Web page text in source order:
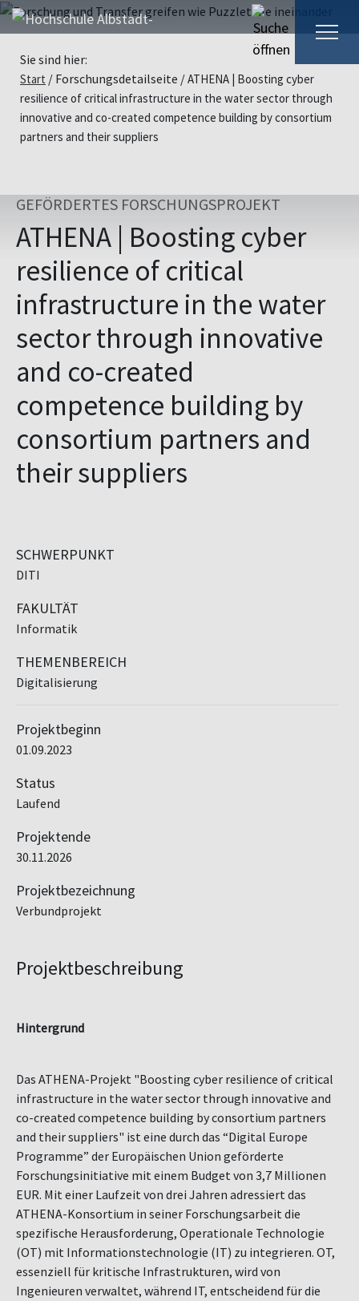
Sie sind hier:
Start Forschungsdetailseite
ATHENA | Boosting cyber
resilience of critical infrastructure in the water sector through
innovative and co-created competence building by consortium
partners and their suppliers
GEFÖRDERTES FORSCHUNGSPROJEKT
ATHENA | Boosting cyber
resilience of critical
infrastructure in the water
sector through innovative
and co-created
competence building by
consortium partners and
their suppliers
SCHWERPUNKT
DITI
FAKULTÄT
Informatik
THEMENBEREICH
Digitalisierung
Projektbeginn
01.09.2023
Status
Laufend
Projektende
30.11.2026
Projektbezeichnung
Verbundprojekt
Projektbeschreibung
Hintergrund
Das ATHENA-Projekt "Boosting cyber resilience of critical
infrastructure in the water sector through innovative and
co-created competence building by consortium partners
and their suppliers" ist eine durch das “Digital Europe
Programme” der Europäischen Union geförderte
Forschungsinitiative mit einem Budget von 3,7 Millionen
EUR. Mit einer Laufzeit von drei Jahren adressiert das
ATHENA-Konsortium in seiner Forschungsarbeit die
spezifische Herausforderung, Operationale Technologie
(OT) mit Informationstechnologie (IT) zu integrieren. OT,
essenziell für kritische Infrastrukturen, wird von
Ingenieuren verwaltet, während IT, entscheidend für die